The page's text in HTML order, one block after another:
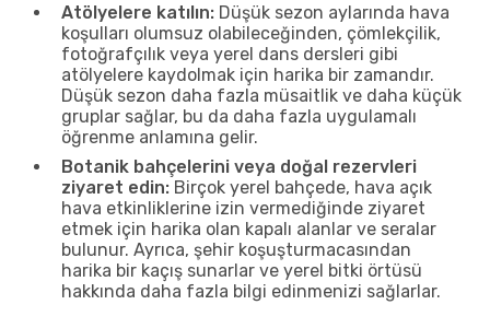
Atölyelere katılın: Düşük sezon aylarında hava
koşulları olumsuz olabileceğinden, çömlekçilik,
fotoğrafçılık veya yerel dans dersleri gibi
atölyelere kaydolmak için harika bir zamandır.
Düşük sezon daha fazla müsaitlik ve daha küçük
gruplar sağlar, bu da daha fazla uygulamalı
öğrenme anlamına gelir.
Botanik bahçelerini veya doğal rezervleri
ziyaret edin: Birçok yerel bahçede, hava açık
hava etkinliklerine izin vermediğinde ziyaret
etmek için harika olan kapalı alanlar ve seralar
bulunur. Ayrıca, şehir koşuşturmacasından
harika bir kaçış sunarlar ve yerel bitki örtüsü
hakkında daha fazla bilgi edinmenizi sağlarlar.